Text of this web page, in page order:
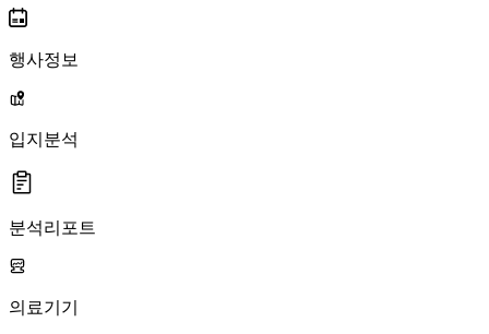
행사정보
입지분석
분석리포트
의료기기